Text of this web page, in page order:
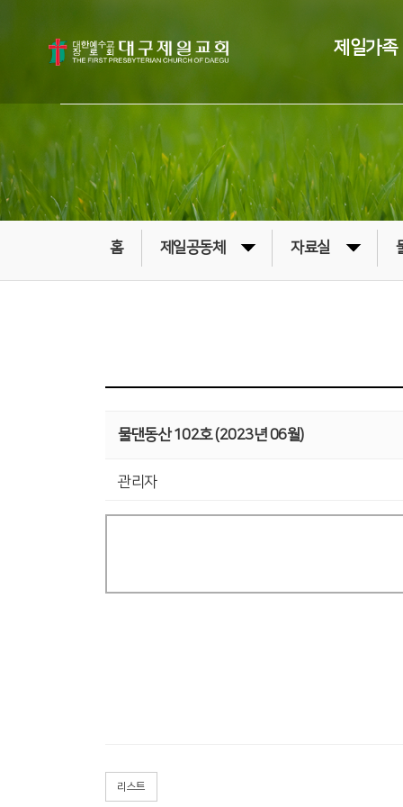
제일가족
홈 제일공동체 자료실
물댄동산 102호 (2023년 06월)
관리자
리스트